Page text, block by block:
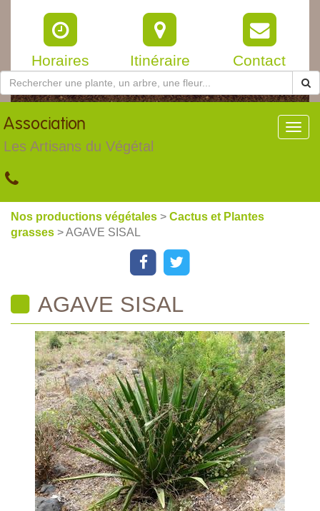
Horaires Itinéraire Contact
Association
Les Artisans du Végétal
Nos productions végétales > Cactus et Plantes
grasses > AGAVE SISAL
AGAVE SISAL